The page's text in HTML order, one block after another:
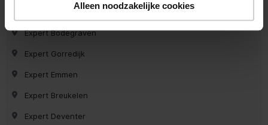
Alleen noodzakelijke cookies
Expert Bodegraven
Expert Gorredijk
Expert Emmen
Expert Breukelen
Expert Deventer